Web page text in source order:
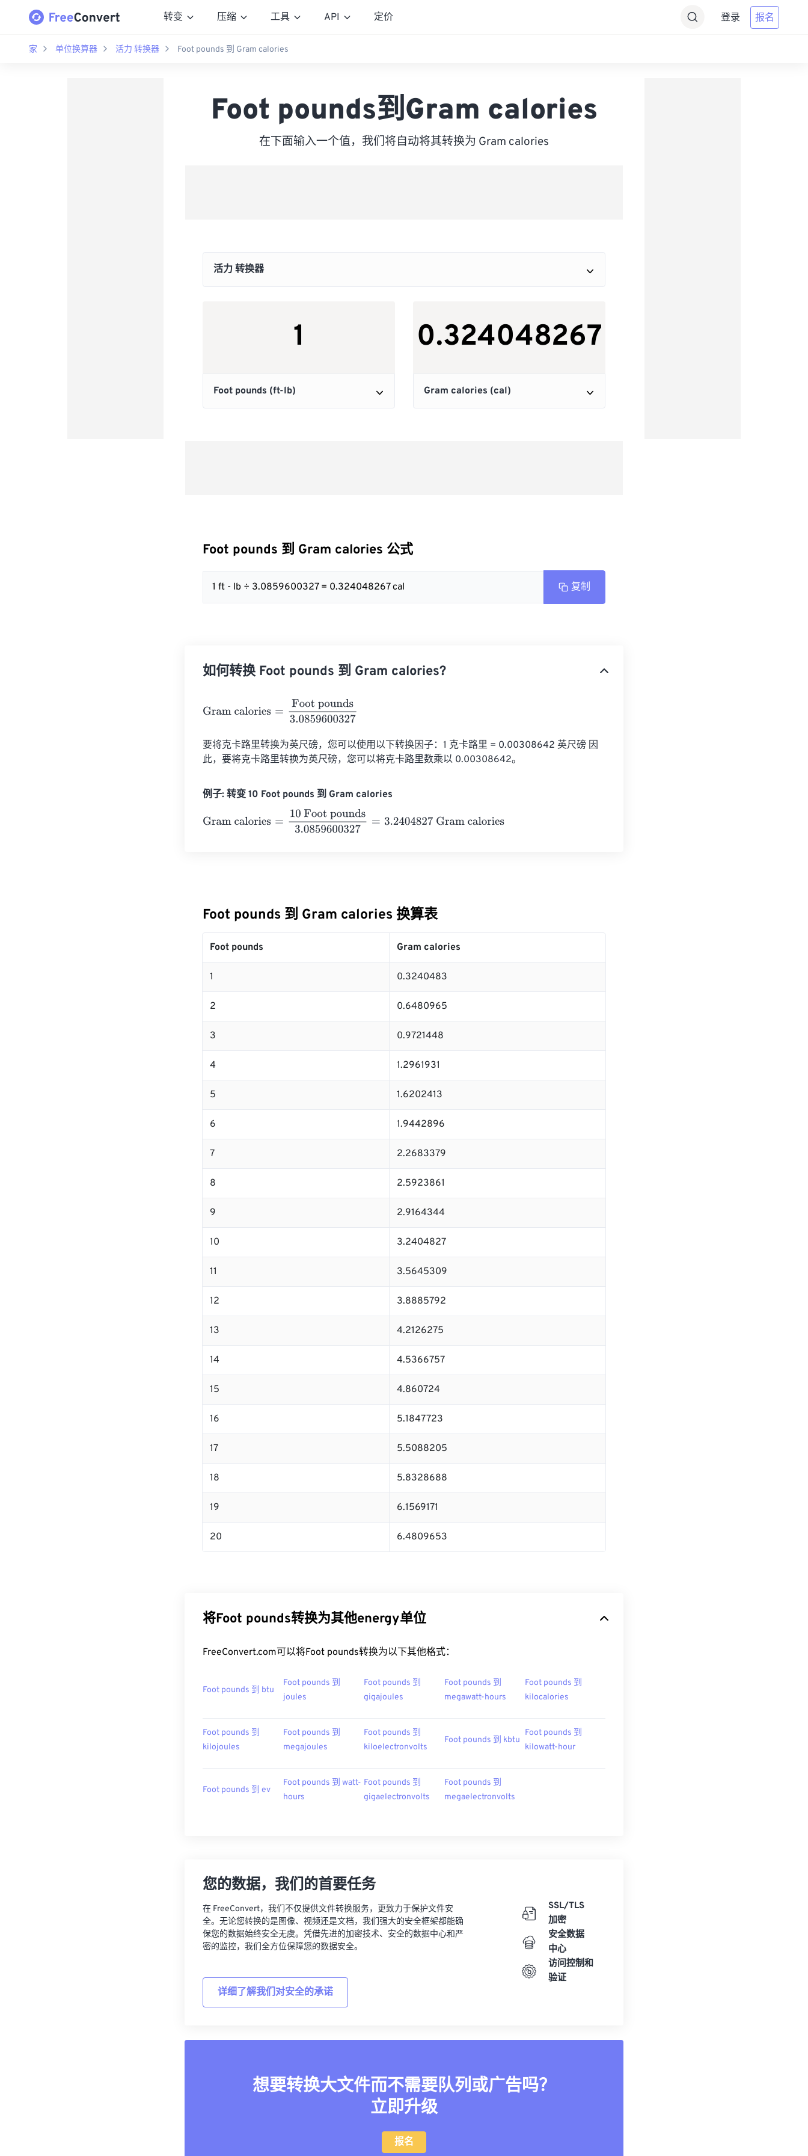
转变 压缩 工具 API 定价 登录 报名
家 单位换算器 活力 转换器 Foot pounds 到 Gram calories
Foot pounds到Gram calories
在下面输入一个值，我们将自动将其转换为 Gram calories
Foot pounds 到 Gram calories 公式
1 ft - lb ÷ 3.0859600327 = 0.324048267 cal 复制
如何转换 Foot pounds 到 Gram calories?
Gram calories Foot pounds3.0859600327
要将克卡路里转换为英尺磅，您可以使用以下转换因子：1 克卡路里 = 0.00308642 英尺磅 因
此，要将克卡路里转换为英尺磅，您可以将克卡路里数乘以 0.00308642。
例子: 转变 10 Foot pounds 到 Gram calories
Gram calories
10 Foot pounds3.0859600327 =3.2404827 Gram calories
Foot pounds 到 Gram calories 换算表
Foot pounds Gram calories
1 0.3240483
2 0.6480965
3 0.9721448
4 1.2961931
5 1.6202413
6 1.9442896
7 2.2683379
8 2.5923861
9 2.9164344
10 3.2404827
11 3.5645309
12 3.8885792
13 4.2126275
14 4.5366757
15 4.860724
16 5.1847723
17 5.5088205
18 5.8328688
19 6.1569171
20 6.4809653
将Foot pounds转换为其他energy单位
FreeConvert.com可以将Foot pounds转换为以下其他格式：
Foot pounds 到 btu
Foot pounds 到
joules
Foot pounds 到
gigajoules
Foot pounds 到
megawatt-hours
Foot pounds 到
kilocalories
Foot pounds 到
kilojoules
Foot pounds 到
megajoules
Foot pounds 到
kiloelectronvolts
Foot pounds 到 kbtu
Foot pounds 到
kilowatt-hour
Foot pounds 到 ev
Foot pounds 到 watt-
hours
Foot pounds 到
gigaelectronvolts
Foot pounds 到
megaelectronvolts
您的数据，我们的首要任务
在 FreeConvert，我们不仅提供文件转换服务，更致力于保护文件安
全。无论您转换的是图像、视频还是文档，我们强大的安全框架都能确
保您的数据始终安全无虞。凭借先进的加密技术、安全的数据中心和严
密的监控，我们全方位保障您的数据安全。
详细了解我们对安全的承诺
SSL/TLS
加密
安全数据
中心
访问控制和
验证
想要转换大文件而不需要队列或广告吗？
立即升级
报名